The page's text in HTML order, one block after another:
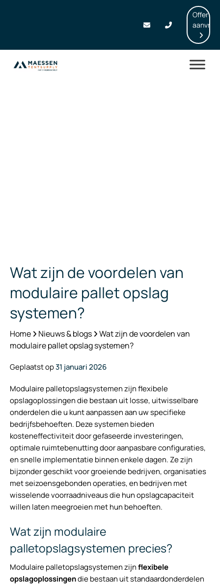
Offerte
Wat zijn de voordelen van
modulaire pallet opslag
systemen?
Home Nieuws & blogs
Wat zijn de voordelen van
modulaire pallet opslag systemen?
Geplaatst op31 januari 2026
Modulaire palletopslagsystemen zijn flexibele
opslagoplossingen die bestaan uit losse, uitwisselbare
onderdelen die u kunt aanpassen aan uw specifieke
bedrijfsbehoeften. Deze systemen bieden
kosteneffectiviteit door gefaseerde investeringen,
optimale ruimtebenutting door aanpasbare configuraties,
en snelle implementatie binnen enkele dagen. Ze zijn
bijzonder geschikt voor groeiende bedrijven, organisaties
met seizoensgebonden operaties, en bedrijven met
wisselende voorraadniveaus die hun opslagcapaciteit
willen laten meegroeien met hun behoeften.
Wat zijn modulaire
palletopslagsystemen precies?
Modulaire palletopslagsystemen zijnflexibele
opslagoplossingendie bestaan uit standaardonderdelen